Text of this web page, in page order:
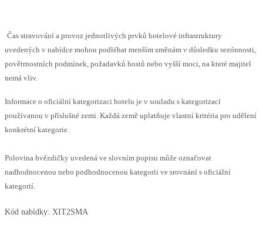
Čas stravování a provoz jednotlivých prvků hotelové infrastruktury
uvedených v nabídce mohou podléhat menším změnám v důsledku sezónnosti,
povětrnostních podmínek, požadavků hostů nebo vyšší moci, na které majitel
nemá vliv.
Informace o oficiální kategorizaci hotelu je v souladu s kategorizací
používanou v příslušné zemi. Každá země uplatňuje vlastní kritéria pro udělení
konkrétní kategorie.
Polovina hvězdičky uvedená ve slovním popisu může označovat
nadhodnocenou nebo podhodnocenou kategorii ve srovnání s oficiální
kategorií.
Kód nabídky: XIT2SMA